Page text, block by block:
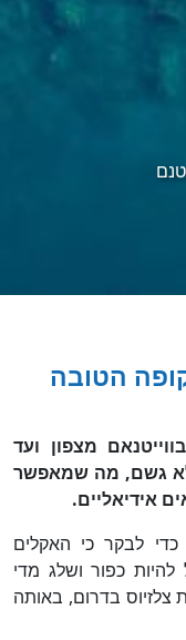
מצפון ועד
גשם, מה שמאפשר
אידיאליים.
לבקר כי האקלים
להיות כפור ושלג מדי
שעולות מעל 40 מעלות צלזיוס בדרום, באותה